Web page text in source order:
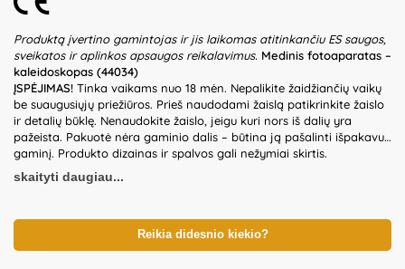
Produktą įvertino gamintojas ir jis laikomas atitinkančiu ES saugos,
sveikatos ir aplinkos apsaugos reikalavimus. Medinis fotoaparatas –
kaleidoskopas (44034)
ĮSPĖJIMAS! Tinka vaikams nuo 18 mėn. Nepalikite žaidžiančių vaikų
be suaugusiųjų priežiūros. Prieš naudodami žaislą patikrinkite žaislo
ir detalių būklę. Nenaudokite žaislo, jeigu kuri nors iš dalių yra
pažeista. Pakuotė nėra gaminio dalis – būtina ją pašalinti išpakavus
gaminį. Produkto dizainas ir spalvos gali nežymiai skirtis.
Išsaugokite pakuotės informaciją ateičiai. Kilmės šalis – Kinija.
Gamintojas:Ningbo Viga International Co., Ltd., 20F, 588 Canghai
Poludniowa 29A, 05-540 Jeziorko, Poland.Platintojas:UAB
„Commerce plus“, Partizanų g. 66-38, Kaunas, Lietuva.
skaityti daugiau...
Reikia didesnio kiekio?